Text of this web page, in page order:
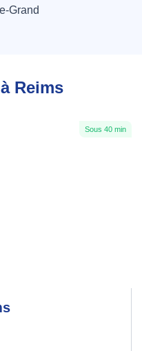
Grand
Reims
Sous 40 min